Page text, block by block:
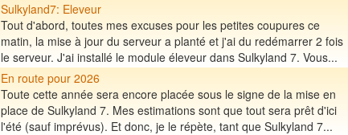
Sulkyland7: Eleveur
Tout d'abord, toutes mes excuses pour les petites coupures ce
matin, la mise à jour du serveur a planté et j'ai du redémarrer 2 fois
le serveur. J'ai installé le module éleveur dans Sulkyland 7. Vous...
En route pour 2026
Toute cette année sera encore placée sous le signe de la mise en
place de Sulkyland 7. Mes estimations sont que tout sera prêt d'ici
l'été (sauf imprévus). Et donc, je le répète, tant que Sulkyland 7...